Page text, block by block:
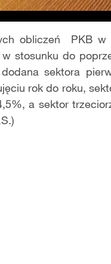
obliczeń PKB w
stosunku do
sektora
rok do roku,
a sektor